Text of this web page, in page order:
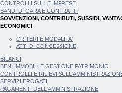
CONTROLLI SULLE IMPRESE
BANDI DI GARA E CONTRATTI
SOVVENZIONI, CONTRIBUTI, SUSSIDI,
ECONOMICI
CRITERI E MODALITA'
ATTI DI CONCESSIONE
BILANCI
BENI IMMOBILI E GESTIONE PATRIMONIO
CONTROLLI E RILIEVI
SERVIZI EROGATI
PAGAMENTI DELL'AMMINISTRAZIONE